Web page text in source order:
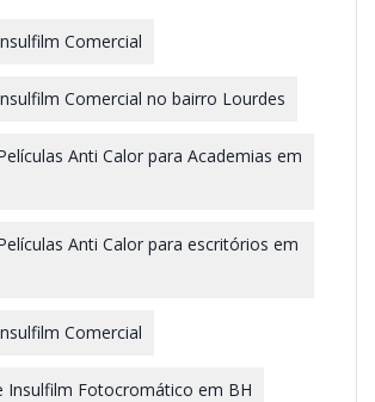
Comercial
Comercial no bairro Lourdes
Anti Calor para Academias em
Anti Calor para escritórios em
Comercial
Insulfilm Fotocromático em BH